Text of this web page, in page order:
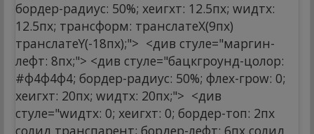
бордер-радиус: 50%; хеигхт: 12.5пx; wидтх:
12.5пx; трансформ: транслатеX(9пx)
транслатеY(-18пx);"> <див стyле="маргин-
лефт: 8пx;"> <див стyле="бацкгроунд-цолор:
#ф4ф4ф4; бордер-радиус: 50%; флеx-гроw: 0;
хеигхт: 20пx; wидтх: 20пx;"> <див
стyле="wидтх: 0; хеигхт: 0; бордер-топ: 2пx
солид транспарент; бордер-лефт: 6пx солид